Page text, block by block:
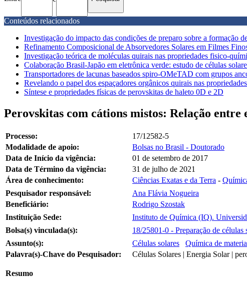
Conteúdos relacionados
Investigação do impacto das condições de preparo sobre a formação
Refinamento Composicional de Absorvedores Solares em Filmes
Investigação teórica de moléculas quirais nas propriedades fisico-
Colaboração Brasil-Japão em eletrônica verde: estudo de células
Transportadores de lacunas baseados spiro-OMeTAD com grupos
Revelando o papel dos espaçadores orgânicos quirais nas
Síntese e propriedades físicas de perovskitas de haleto 0D e 2D
Perovskitas com cátions mistos: Relação
Processo:
17/12582-5
Modalidade de apoio:
Bolsas no Brasil - Doutorado
Data de Início da vigência:
01 de setembro de 2017
Data de Término da vigência:
31 de julho de 2021
Área de conhecimento:
Ciências Exatas e da Terra -
Pesquisador responsável:
Ana Flávia Nogueira
Beneficiário:
Rodrigo Szostak
Instituição Sede:
Instituto de Química (IQ).
Bolsa(s) vinculada(s):
18/25801-0 - Preparação de
Assunto(s):
Células solares Química de
Palavra(s)-Chave do Pesquisador:
Células Solares | Energia Solar |
Resumo